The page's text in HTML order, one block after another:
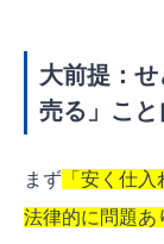
大前提：
売る」こ
まず 「安く仕
法律的に問題あ